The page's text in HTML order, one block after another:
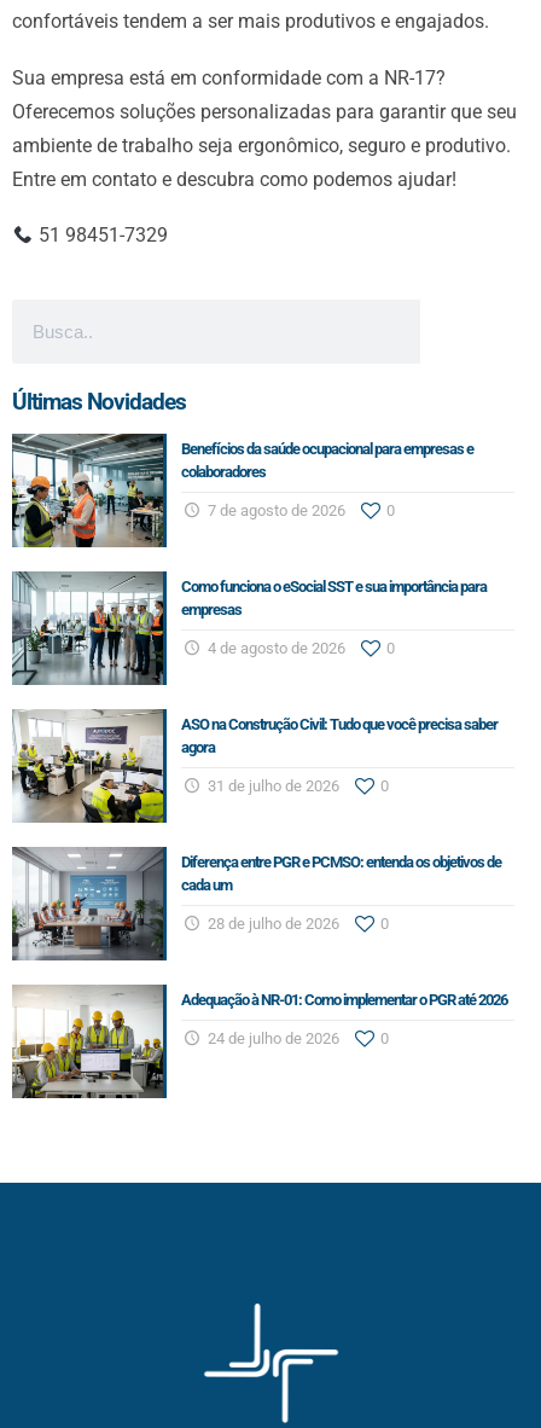
confortáveis tendem a ser mais produtivos e engajados.
Sua empresa está em conformidade com a NR-17?
Oferecemos soluções personalizadas para garantir que seu
ambiente de trabalho seja ergonômico, seguro e produtivo.
Entre em contato e descubra como podemos ajudar!
51 98451-7329
Últimas Novidades
Benefícios da saúde ocupacional para empresas e
colaboradores
7 de agosto de 2026 0
Como funciona o eSocial SST e sua importância para
empresas
4 de agosto de 2026 0
ASO na Construção Civil: Tudo que você precisa saber
agora
31 de julho de 2026 0
Diferença entre PGR e PCMSO: entenda os objetivos de
cada um
28 de julho de 2026 0
Adequação à NR-01: Como implementar o PGR até 2026
24 de julho de 2026 0